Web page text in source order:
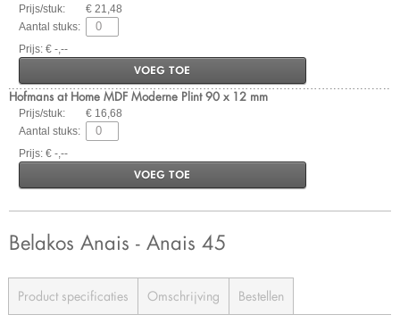
Prijs/stuk:
€ 21,48
Aantal stuks:
Prijs: € -,--
VOEG TOE
Hofmans at Home MDF Moderne Plint 90 x 12 mm
Prijs/stuk:
€ 16,68
Aantal stuks:
Prijs: € -,--
VOEG TOE
Belakos Anais - Anais 45
Product specificaties Omschrijving Bestellen